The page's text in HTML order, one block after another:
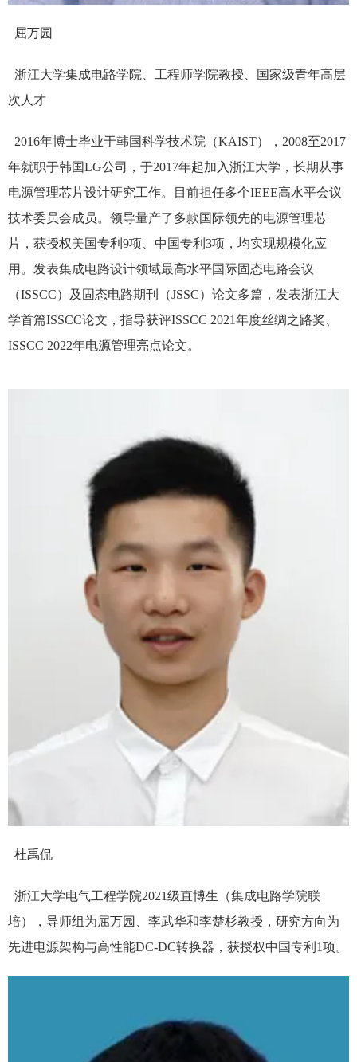
屈万园
浙江大学集成电路学院、工程师学院教授、国家级青年高层
次人才
2016年博士毕业于韩国科学技术院（KAIST），2008至2017
年就职于韩国LG公司，于2017年起加入浙江大学，长期从事
电源管理芯片设计研究工作。目前担任多个IEEE高水平会议
技术委员会成员。领导量产了多款国际领先的电源管理芯
片，获授权美国专利9项、中国专利3项，均实现规模化应
用。发表集成电路设计领域最高水平国际固态电路会议
（ISSCC）及固态电路期刊（JSSC）论文多篇，发表浙江大
学首篇ISSCC论文，指导获评ISSCC 2021年度丝绸之路奖、
ISSCC 2022年电源管理亮点论文。
杜禹侃
浙江大学电气工程学院2021级直博生（集成电路学院联
培），导师组为屈万园、李武华和李楚杉教授，研究方向为
先进电源架构与高性能DC-DC转换器，获授权中国专利1项。